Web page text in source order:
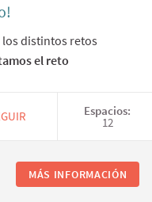
los distintos retos
el reto
Espacios:
12
MÁS INFORMACIÓN